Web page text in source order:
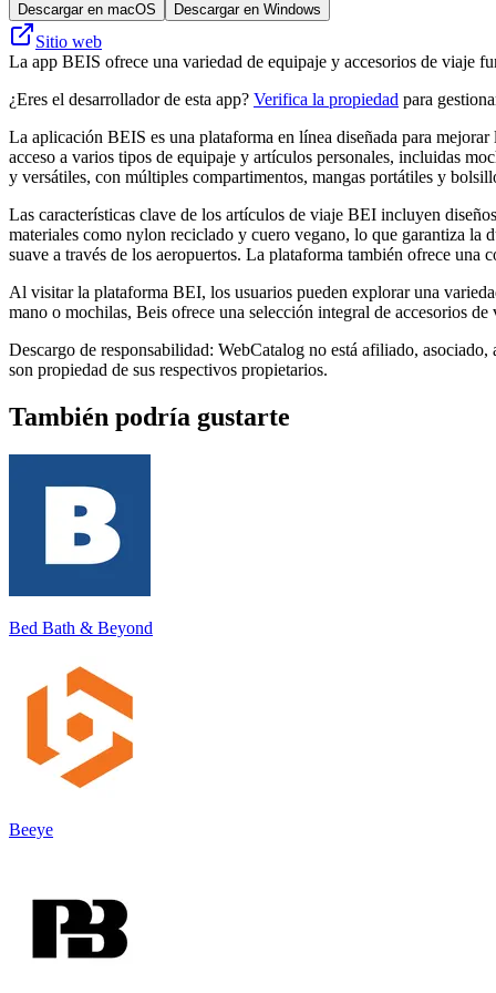
Descargar en macOS Descargar en Windows
Sitio web
La app BEIS ofrece una variedad de equipaje y accesorios de viaje
¿Eres el desarrollador de esta app? Verifica la propiedad para
La aplicación BEIS es una plataforma en línea diseñada para
acceso a varios tipos de equipaje y artículos personales, incluidas
y versátiles, con múltiples compartimentos, mangas portátiles y
Las características clave de los artículos de viaje BEI incluyen
materiales como nylon reciclado y cuero vegano, lo que garantiza la
suave a través de los aeropuertos. La plataforma también ofrece
Al visitar la plataforma BEI, los usuarios pueden explorar una
mano o mochilas, Beis ofrece una selección integral de accesorios
Descargo de responsabilidad: WebCatalog no está afiliado,
son propiedad de sus respectivos propietarios.
También podría gustarte
Bed Bath & Beyond
Beeye